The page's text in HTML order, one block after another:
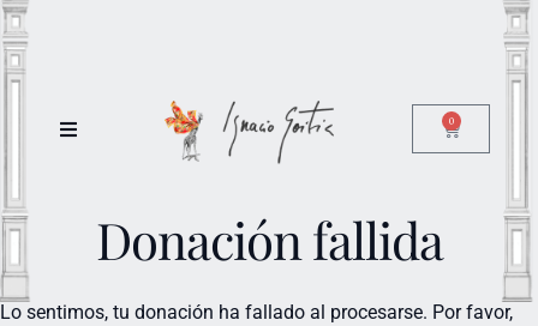
0
Donación fallida
Lo sentimos, tu donación ha fallado al procesarse. Por favor,